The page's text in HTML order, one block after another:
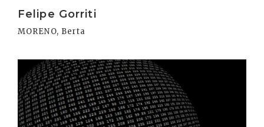
Felipe Gorriti
MORENO, Berta
Irakurri